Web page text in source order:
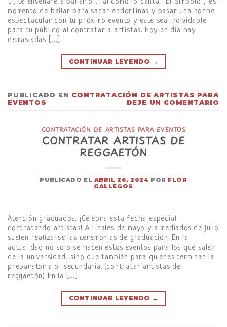
momento de bailar para sacar endorfinas y pasar una noche
espectacular con tu próximo evento y este sea inolvidable
para tu público al contratar a artistas. Hoy en día hay
demasiadas […]
CONTINUAR LEYENDO →
PUBLICADO EN CONTRATACIÓN DE ARTISTAS PARA
EVENTOS
DEJE UN COMENTARIO
CONTRATACIÓN DE ARTISTAS PARA EVENTOS
CONTRATAR ARTISTAS DE
REGGAETÓN
PUBLICADO EL ABRIL 26, 2024 POR FLOR
GALLEGOS
Atención graduados, ¡Celebra esta fecha especial
contratando artistas! A finales de mayo y a mediados de julio
suelen realizarse las ceremonias de graduación. En la
actualidad no solo se hacen estos eventos para los que salen
de la universidad, sino que también para quienes terminan la
preparatoria o secundaria. (contratar artistas de
reggaetón) En la […]
CONTINUAR LEYENDO →